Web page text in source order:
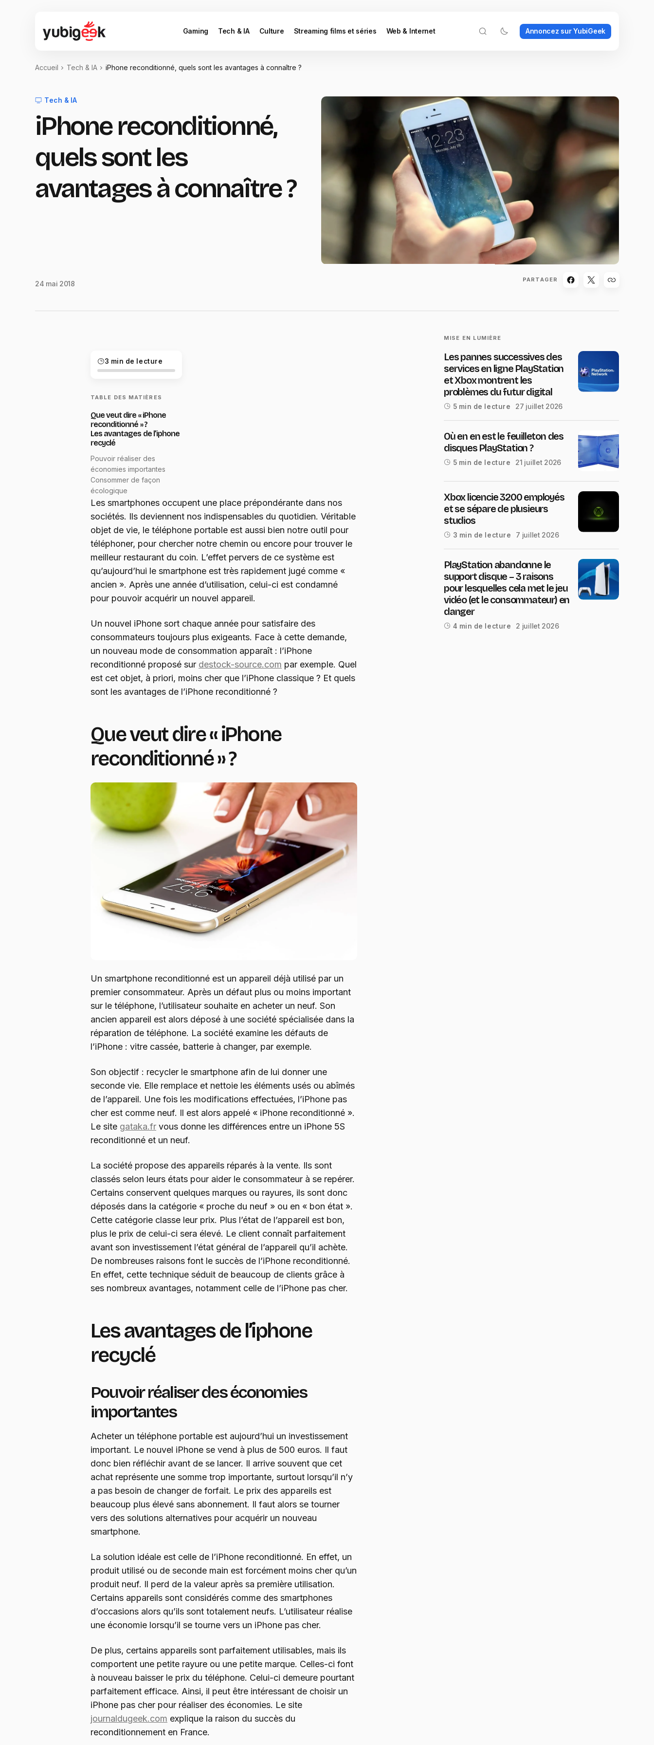
Gaming Tech & IA Culture Streaming films et séries Web & Internet Annoncez sur YubiGeek
Accueil Tech & IA iPhone reconditionné, quels sont les avantages à connaître ?
Tech & IA
iPhone reconditionné,
quels sont les
avantages à connaître ?
24 mai 2018 PARTAGER
3 min de lecture
TABLE DES MATIÈRES
Que veut dire « iPhone
reconditionné » ?
Les avantages de l’iphone
recyclé
Pouvoir réaliser des
économies importantes
Consommer de façon
écologique
Les smartphones occupent une place prépondérante dans nos
sociétés. Ils deviennent nos indispensables du quotidien. Véritable
objet de vie, le téléphone portable est aussi bien notre outil pour
téléphoner, pour chercher notre chemin ou encore pour trouver le
meilleur restaurant du coin. L’effet pervers de ce système est
qu’aujourd’hui le smartphone est très rapidement jugé comme «
ancien ». Après une année d’utilisation, celui-ci est condamné
pour pouvoir acquérir un nouvel appareil.
Un nouvel iPhone sort chaque année pour satisfaire des
consommateurs toujours plus exigeants. Face à cette demande,
un nouveau mode de consommation apparaît : l’iPhone
reconditionné proposé sur destock-source.com par exemple. Quel
est cet objet, à priori, moins cher que l’iPhone classique ? Et quels
sont les avantages de l’iPhone reconditionné ?
Que veut dire « iPhone
reconditionné » ?
Un smartphone reconditionné est un appareil déjà utilisé par un
premier consommateur. Après un défaut plus ou moins important
sur le téléphone, l’utilisateur souhaite en acheter un neuf. Son
ancien appareil est alors déposé à une société spécialisée dans la
réparation de téléphone. La société examine les défauts de
l’iPhone : vitre cassée, batterie à changer, par exemple.
Son objectif : recycler le smartphone afin de lui donner une
seconde vie. Elle remplace et nettoie les éléments usés ou abîmés
de l’appareil. Une fois les modifications effectuées, l’iPhone pas
cher est comme neuf. Il est alors appelé « iPhone reconditionné ».
Le site gataka.fr vous donne les différences entre un iPhone 5S
reconditionné et un neuf.
La société propose des appareils réparés à la vente. Ils sont
classés selon leurs états pour aider le consommateur à se repérer.
Certains conservent quelques marques ou rayures, ils sont donc
déposés dans la catégorie « proche du neuf » ou en « bon état ».
Cette catégorie classe leur prix. Plus l’état de l’appareil est bon,
plus le prix de celui-ci sera élevé. Le client connaît parfaitement
avant son investissement l’état général de l’appareil qu’il achète.
De nombreuses raisons font le succès de l’iPhone reconditionné.
En effet, cette technique séduit de beaucoup de clients grâce à
ses nombreux avantages, notamment celle de l’iPhone pas cher.
Les avantages de l’iphone
recyclé
Pouvoir réaliser des économies
importantes
Acheter un téléphone portable est aujourd’hui un investissement
important. Le nouvel iPhone se vend à plus de 500 euros. Il faut
donc bien réfléchir avant de se lancer. Il arrive souvent que cet
achat représente une somme trop importante, surtout lorsqu’il n’y
a pas besoin de changer de forfait. Le prix des appareils est
beaucoup plus élevé sans abonnement. Il faut alors se tourner
vers des solutions alternatives pour acquérir un nouveau
smartphone.
La solution idéale est celle de l’iPhone reconditionné. En effet, un
produit utilisé ou de seconde main est forcément moins cher qu’un
produit neuf. Il perd de la valeur après sa première utilisation.
Certains appareils sont considérés comme des smartphones
d’occasions alors qu’ils sont totalement neufs. L’utilisateur réalise
une économie lorsqu’il se tourne vers un iPhone pas cher.
De plus, certains appareils sont parfaitement utilisables, mais ils
comportent une petite rayure ou une petite marque. Celles-ci font
à nouveau baisser le prix du téléphone. Celui-ci demeure pourtant
parfaitement efficace. Ainsi, il peut être intéressant de choisir un
iPhone pas cher pour réaliser des économies. Le site
journaldugeek.com explique la raison du succès du
reconditionnement en France.
MISE EN LUMIÈRE
Les pannes successives des
services en ligne PlayStation
et Xbox montrent les
problèmes du futur digital
5 min de lecture 27 juillet 2026
Où en en est le feuilleton des
disques PlayStation ?
5 min de lecture 21 juillet 2026
Xbox licencie 3200 employés
et se sépare de plusieurs
studios
3 min de lecture 7 juillet 2026
PlayStation abandonne le
support disque – 3 raisons
pour lesquelles cela met le jeu
vidéo (et le consommateur) en
danger
4 min de lecture 2 juillet 2026